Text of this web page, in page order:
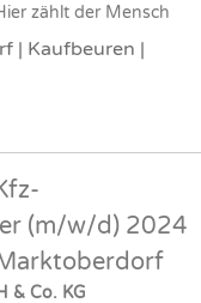
zählt der Mensch
| Kaufbeuren |
(m/w/d) 2024
& Co. KG